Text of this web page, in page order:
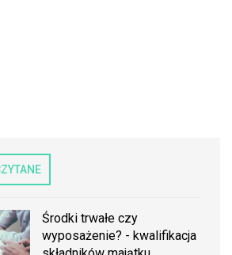
Środki trwałe czy
wyposażenie? - kwalifikacja